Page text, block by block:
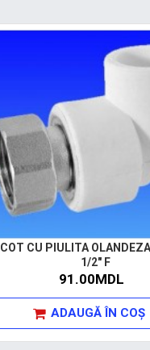
COT CU PIULITA
1/2" F
91.00MDL
ADAUGĂ ÎN COŞ